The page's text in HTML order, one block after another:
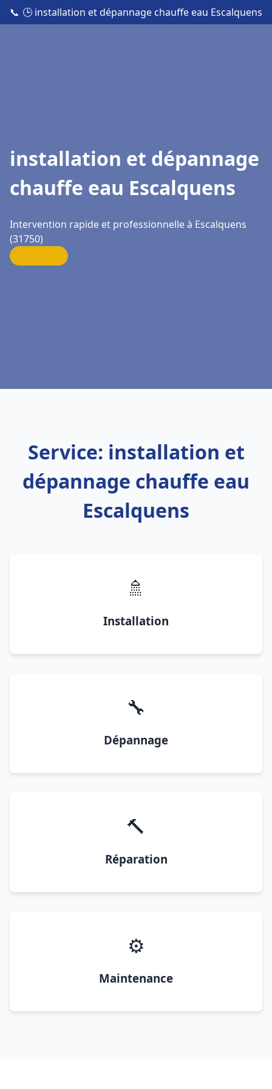
📞 🕒 installation et dépannage chauffe eau Escalquens
installation et dépannage
chauffe eau Escalquens
Intervention rapide et professionnelle à Escalquens
(31750)
Service: installation et
dépannage chauffe eau
Escalquens
🚿
Installation
🔧
Dépannage
🔨
Réparation
⚙️
Maintenance